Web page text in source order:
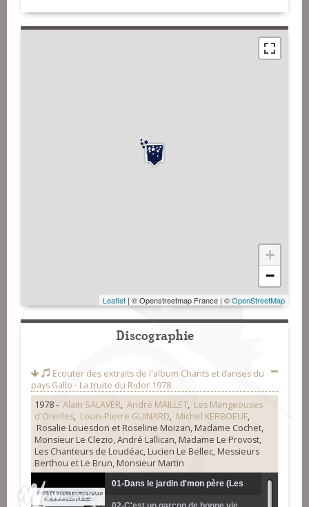
+
−
Leaflet | © Openstreetmap France | ©OpenStreetMap
Discographie
Ecouter des extraits de l'album Chants et danses du
pays Gallo - La truite du Ridor 1978
1978 - Alain SALAVER, André MAILLET, Les Mangeouses
d'Oreilles, Louis-Pierre GUINARD, Michel KERBOEUF,
Rosalie Louesdon et Roseline Moizan, Madame Cochet,
Monsieur Le Clezio, André Lallican, Madame Le Provost,
Les Chanteurs de Loudéac, Lucien Le Bellec, Messieurs
Berthou et Le Brun, Monsieur Martin
01-Dans le jardin d'mon père (Les